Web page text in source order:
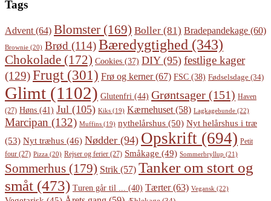
Tags
Advent (64) Blomster (169) Boller (81) Bradepandekage (60)
Brownie (20) Brød (114)Bæredygtighed (343)
Chokolade (172) Cookies (37) DIY(95) festlige kager
(129)Frugt (301) Frø og kerner(67) FSC (38) Fødselsdage (34)
Glimt (1102) Glutenfri (44) Grøntsager (151) Haven
(27) Høns (41) Jul (105) Kiks (19) Kærnehuset (58) Lagkagebunde (22)
Marcipan (132) Muffins (19) nythelårshus (50) Nyt helårshus i træ
(53) Nyt træhus (46) Nødder (94) Opskrift (694) Petit
four (27) Pizza (20) Rejser og ferier (27) Småkage (49) Sommerbryllup (21)
Sommerhus (179) Strik (57) Tanker om stort og
småt (473) Turen går til ... (40) Tærter(63) Vegansk (22)